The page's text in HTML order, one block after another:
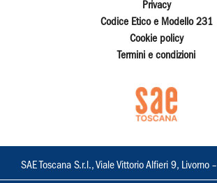
Privacy
Codice Etico e Modello 231
Cookie policy
Termini e condizioni
SAE Toscana S.r.l., Viale Vittorio Alfieri 9,